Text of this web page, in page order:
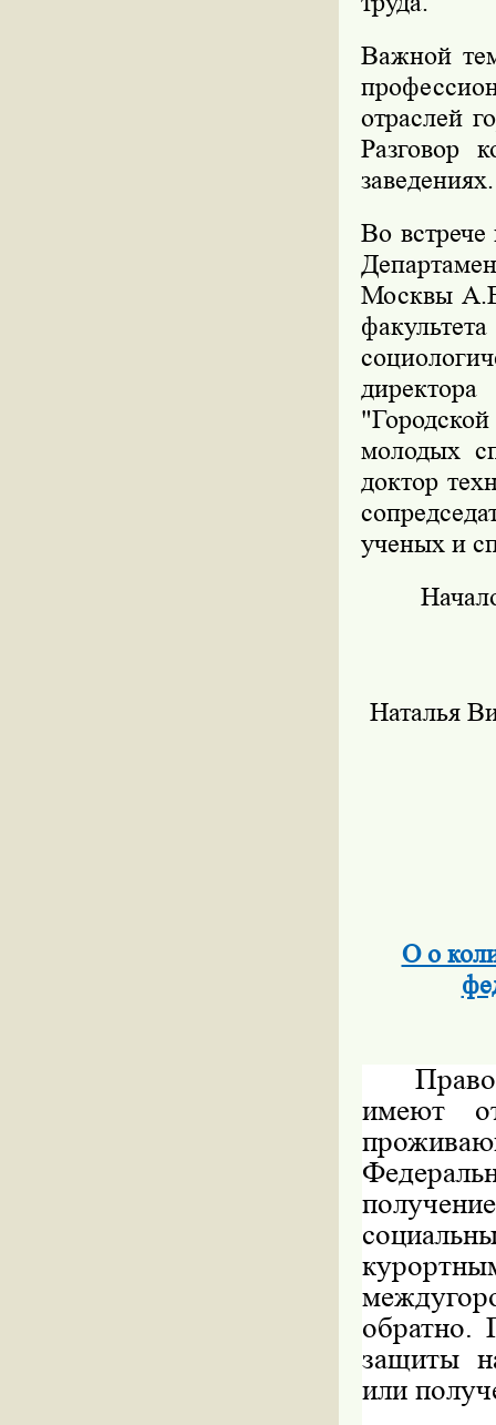
Важной
отраслей
Разговор
заведениях.
Во встрече
Москвы
молодых
доктор
ученых и
Наталья
О о
имеют
обратно.
защиты
или